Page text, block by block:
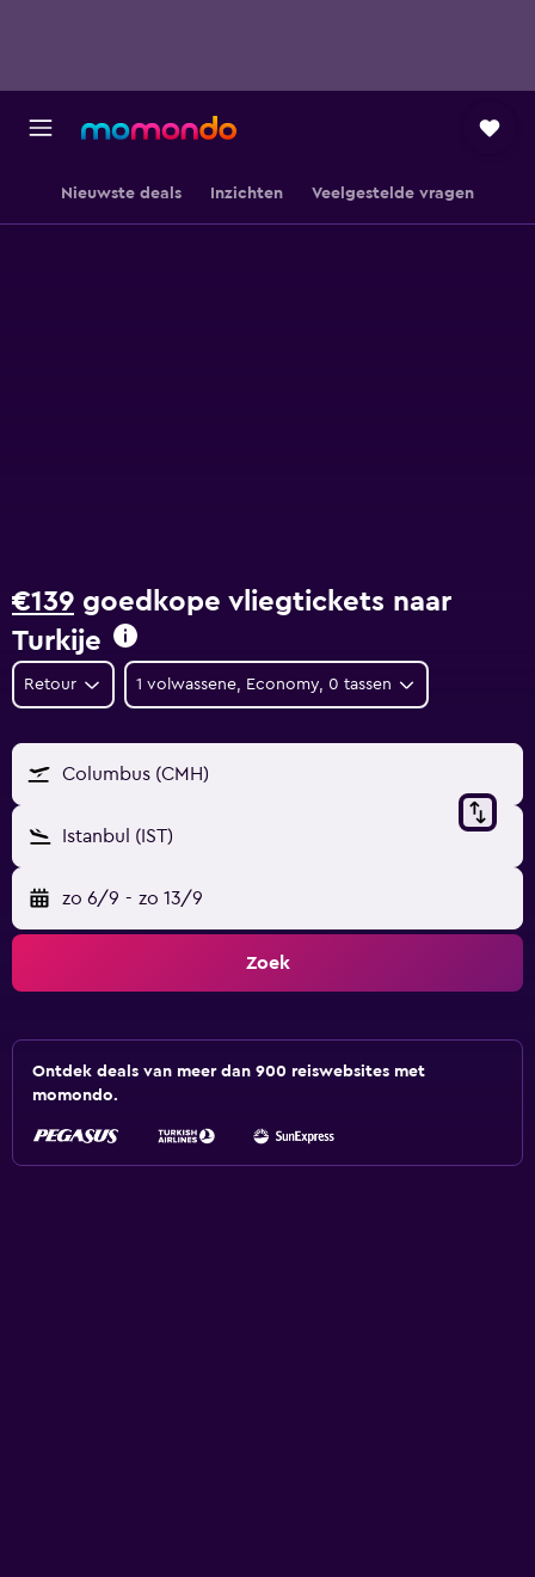
Nieuwste deals Inzichten Veelgestelde vragen
€139 goedkope vliegtickets naar
Turkije
Retour 1 volwassene, Economy, 0 tassen
Columbus (CMH)
Istanbul (IST)
zo 6/9 - zo 13/9
Zoek
Ontdek deals van meer dan 900 reiswebsites met
momondo.